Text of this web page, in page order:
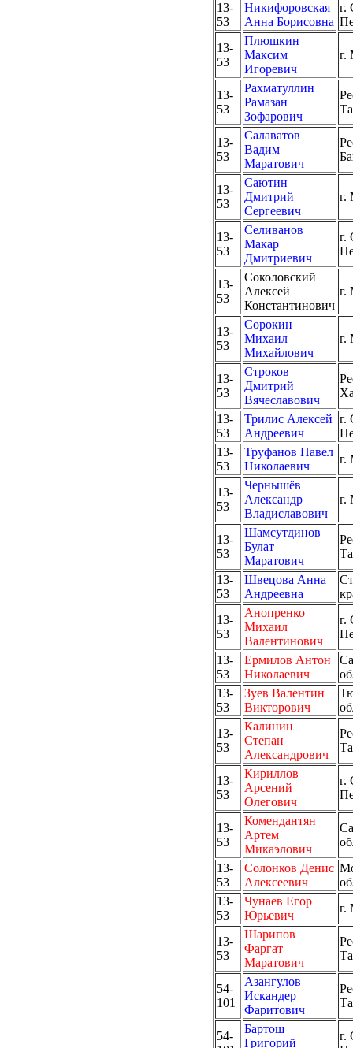
13-
53
Никифоровская
Анна Борисовна
г.
13-
53
Плюшкин
Максим
Игоревич
г.
13-
53
Рахматуллин
Рамазан
Зофарович
13-
53
Салаватов
Вадим
Маратович
13-
53
Саютин
Дмитрий
Сергеевич
г.
13-
53
Селиванов
Макар
Дмитриевич
г.
13-
53
Соколовский
Алексей
Константинович
г.
13-
53
Сорокин
Михаил
Михайлович
г.
13-
53
Строков
Дмитрий
Вячеславович
13-
53
Трилис Алексей
Андреевич
г.
13-
53
Труфанов Павел
Николаевич
г.
13-
53
Чернышёв
Александр
Владиславович
г.
13-
53
Шамсутдинов
Булат
Маратович
13-
53
Швецова Анна
Андреевна
13-
53
Анопренко
Михаил
Валентинович
г.
13-
53
Ермилов Антон
Николаевич
13-
53
Зуев Валентин
Викторович
13-
53
Калинин
Степан
Александрович
13-
53
Кириллов
Арсений
Олегович
г.
13-
53
Комендантян
Артем
Микаэлович
13-
53
Солонков Денис
Алексеевич
13-
53
Чунаев Егор
Юрьевич
г.
13-
53
Шарипов
Фаргат
Маратович
54-
101
Азангулов
Искандер
Фаритович
54-
Бартош
Григорий
г.